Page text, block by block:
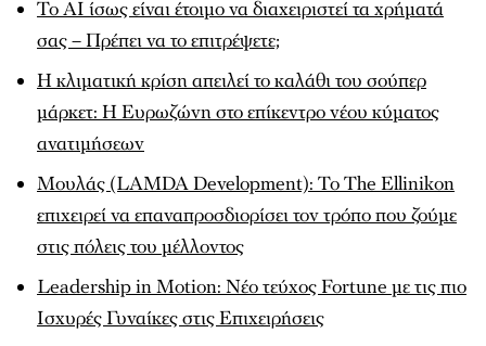
To ΑΙ ίσως είναι έτοιμο να διαχειριστεί τα χρήματά
σας – Πρέπει να το επιτρέψετε;
Η κλιματική κρίση απειλεί το καλάθι του σούπερ
μάρκετ: Η Ευρωζώνη στο επίκεντρο νέου κύματος
ανατιμήσεων
Μουλάς (LAMDA Development): To The Ellinikon
επιχειρεί να επαναπροσδιορίσει τον τρόπο που ζούμε
στις πόλεις του μέλλοντος
Leadership in Motion: Νέο τεύχος Fortune με τις πιο
Ισχυρές Γυναίκες στις Επιχειρήσεις